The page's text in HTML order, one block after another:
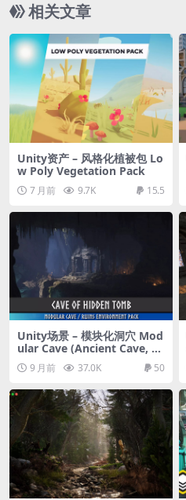
相关文章
Unity资产 – 风格化植被包 Lo
w Poly Vegetation Pack
7 月前 9.7K 15.5
Unity场景 – 模块化洞穴 Mod
ular Cave (Ancient Cave, A
ncient Ruins, Mayan Ruins,
Cavern)
9 月前 37.0K 50